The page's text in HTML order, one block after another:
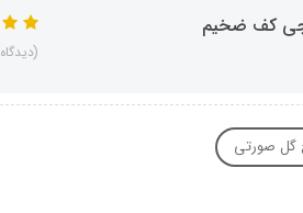
(دیدگاه 4 کاربر)
گل صورتی